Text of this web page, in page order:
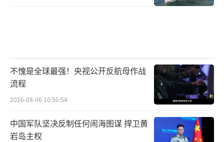
不愧是全球最强！央视公开反航母作战
流程
2026-08-06 10:50:54
中国军队坚决反制任何闹海图谋 捍卫黄
岩岛主权